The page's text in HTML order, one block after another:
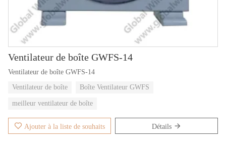
Ventilateur de boîte GWFS-14
Ventilateur de boîte GWFS-14
Ventilateur de boîte
Boîte Ventilateur GWFS
meilleur ventilateur de boîte
Ajouter à la liste de souhaits Détails